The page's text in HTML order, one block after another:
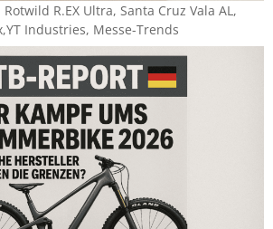
Rotwild R.EX Ultra, Santa Cruz Vala AL,
Industries, Messe-Trends